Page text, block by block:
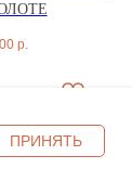
р.
ПРИНЯТЬ